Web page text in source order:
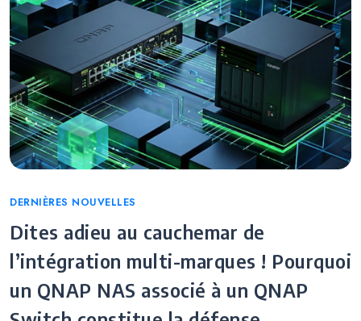
Categories
DERNIÈRES NOUVELLES
Dites adieu au cauchemar de
l’intégration multi-marques ! Pourquoi
un QNAP NAS associé à un QNAP